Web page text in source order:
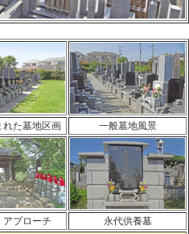
れた墓地区画 一般墓地風景
プローチ 永代供養墓